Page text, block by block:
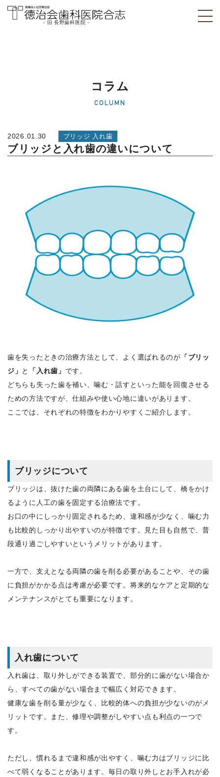
医院]｜熊本県合志
- 旧 長野歯科医院 -
コラム
COLUMN
2026.01.30 ブリッジ 入れ歯
ブリッジと入れ歯の違いについて
歯を失ったときの治療方法として、よく選ばれるのが 「ブリッ
ジ」 と 「入れ歯」 です。
どちらも失った歯を補い、噛む・話すといった能を回復させる
ための方法ですが、仕組みや使い心地に違いがあります。
ここでは、それぞれの特徴をわかりやすくご紹介します。
ブリッジについて
ブリッジは、抜けた歯の両隣にある歯を土台にして、橋をかけ
るように人工の歯を固定する治療法です。
お口の中にしっかり固定されるため、違和感が少なく、噛む力
も比較的しっかり出やすいのが特徴です。見た目も自然で、普
段通り過ごしやすいというメリットがあります。
一方で、支えとなる両隣の歯を削る必要があることや、その歯
に負担がかかる点は考慮が必要です。将来的なケアと定期的な
メンテナンスがとても重要になります。
入れ歯について
入れ歯は、取り外しができる装置で、部分的に歯がない場合か
ら、すべての歯がない場合まで幅広く対応できます。
健康な歯を削る量が少なく、比較的体への負担が少ないのがメ
リットです。また、修理や調整がしやすい点も利点の一つで
す。
ただし、慣れるまで違和感が出やすく、噛む力はブリッジに比
べて弱くなることがあります。毎日の取り外しとお手入れが必